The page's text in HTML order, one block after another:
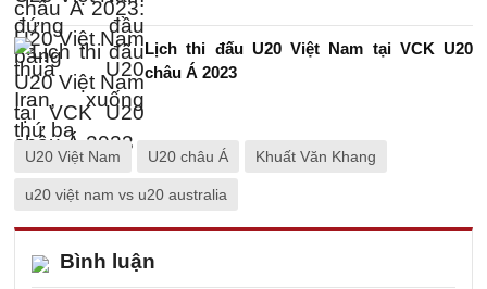
Lịch thi đấu U20 Việt Nam tại VCK U20
châu Á 2023
U20 Việt Nam U20 châu Á Khuất Văn Khang
u20 việt nam vs u20 australia
Bình luận